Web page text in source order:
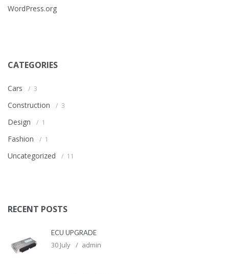
WordPress.org
CATEGORIES
Cars 3
Construction 3
Design 1
Fashion 1
Uncategorized 11
RECENT POSTS
ECU UPGRADE
30 July admin